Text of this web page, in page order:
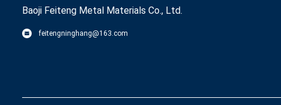
Baoji Feiteng Metal Materials Co., Ltd.
feitengninghang@163.com